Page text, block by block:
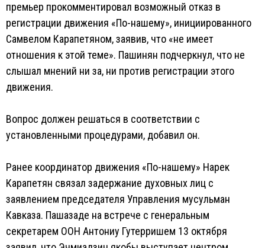
премьер прокомментировал возможный отказ в
регистрации движения «По-нашему», инициированного
Самвелом Карапетяном, заявив, что «не имеет
отношения к этой теме». Пашинян подчеркнул, что не
слышал мнений ни за, ни против регистрации этого
движения.
Вопрос должен решаться в соответствии с
установленными процедурами, добавил он.
Ранее координатор движения «По-нашему» Нарек
Карапетян связал задержание духовных лиц с
заявлением председателя Управления мусульман
Кавказа. Пашазаде на встрече с генеральным
секретарем ООН Антониу Гутерришем 13 октября